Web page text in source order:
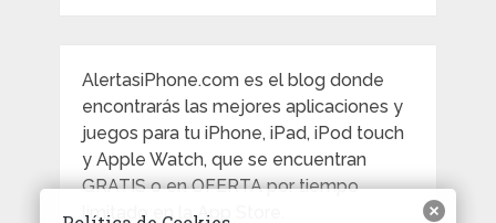
AlertasiPhone.com es el blog donde
encontrarás las mejores aplicaciones y
juegos para tu iPhone, iPad, iPod touch
y Apple Watch, que se encuentran
GRATIS o en OFERTA por tiempo
limitado en la App Store.